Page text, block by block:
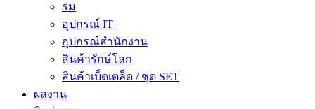
ร่ม
อุปกรณ์ IT
อุปกรณ์สำนักงาน
สินค้ารักษ์โลก
สินค้าเบ็ดเตล็ด / ชุด SET
ผลงาน